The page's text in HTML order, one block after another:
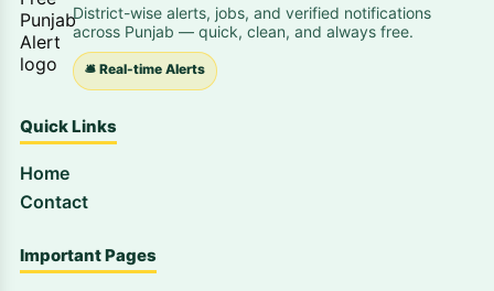
District-wise alerts, jobs, and verified notifications
across Punjab — quick, clean, and always free.
🛎️ Real-time Alerts
Quick Links
Home
Contact
Important Pages